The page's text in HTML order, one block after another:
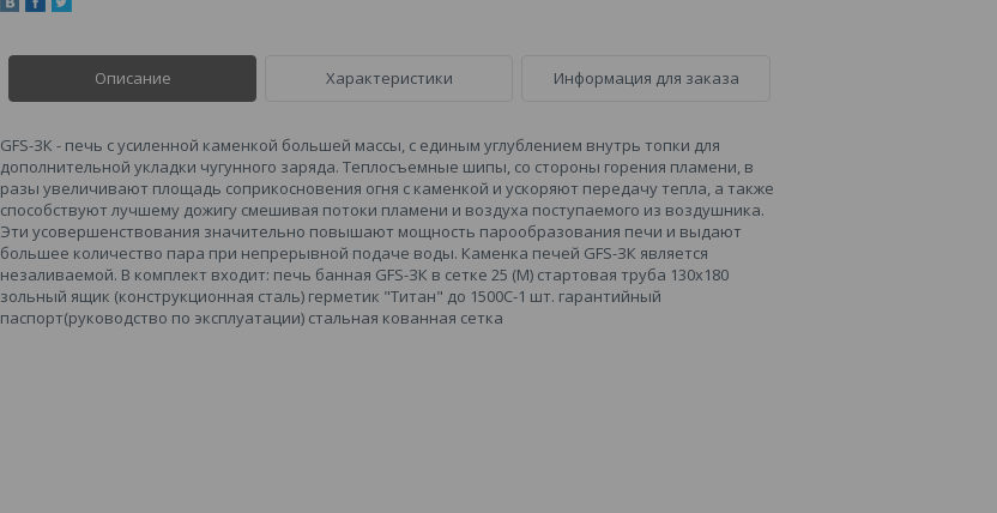
Описание Характеристики Информация для заказа
GFS-ЗК - печь с усиленной каменкой большей массы, с единым углублением внутрь топки для
дополнительной укладки чугунного заряда. Теплосъемные шипы, со стороны горения пламени, в
разы увеличивают площадь соприкосновения огня с каменкой и ускоряют передачу тепла, а также
способствуют лучшему дожигу смешивая потоки пламени и воздуха поступаемого из воздушника.
Эти усовершенствования значительно повышают мощность парообразования печи и выдают
большее количество пара при непрерывной подаче воды. Каменка печей GFS-ЗК является
незаливаемой. В комплект входит: печь банная GFS-ЗК в сетке 25 (М) стартовая труба 130х180
зольный ящик (конструкционная сталь) герметик "Титан" до 1500С-1 шт. гарантийный
паспорт(руководство по эксплуатации) стальная кованная сетка